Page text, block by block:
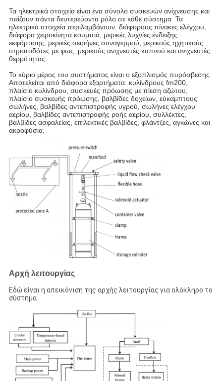
Τα ηλεκτρικά στοιχεία είναι ένα σύνολο συσκευών ανίχνευσης και
παίζουν πάντα δευτερεύοντα ρόλο σε κάθε σύστημα. Τα
ηλεκτρικά στοιχεία περιλαμβάνουν: διάφορους πίνακες ελέγχου,
διάφορα χειροκίνητα κουμπιά, μερικές λυχνίες ένδειξης
εκφόρτισης, μερικές σειρήνες συναγερμού, μερικούς ηχητικούς
σηματοδότες με φως, μερικούς ανιχνευτές καπνού και ανιχνευτές
θερμότητας.
Το κύριο μέρος του συστήματος είναι ο εξοπλισμός πυρόσβεσης.
Αποτελείται από διάφορα εξαρτήματα: κυλίνδρους fm200,
πλαίσιο κυλίνδρου, συσκευές πρόωσης με πίεση αζώτου,
πλαίσιο συσκευής πρόωσης, βαλβίδες δοχείων, εύκαμπτους
σωλήνες, βαλβίδες αντεπιστροφής υγρού, σωλήνες ελέγχου
αερίου, βαλβίδες αντεπιστροφής ροής αερίου, συλλέκτες,
βαλβίδες ασφαλείας, επιλεκτικές βαλβίδες, φλάντζες, αγκώνες και
ακροφύσια.
Αρχή λειτουργίας
Εδώ είναι η απεικόνιση της αρχής λειτουργίας για ολόκληρο το
σύστημα